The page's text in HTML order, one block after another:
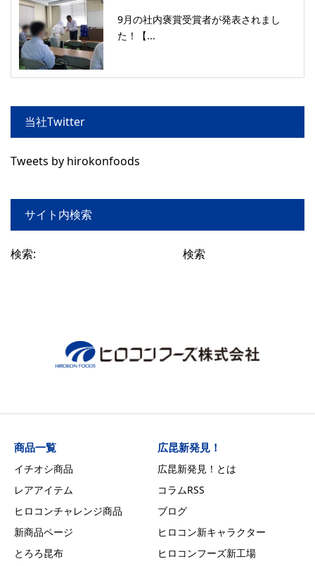
9月の社内褒賞受賞者が発表されまし
た！【...
当社Twitter
Tweets by hirokonfoods
サイト内検索
検索:
商品一覧
イチオシ商品
レアアイテム
ヒロコンチャレンジ商品
新商品ページ
とろろ昆布
広昆新発見！
広昆新発見！とは
コラムRSS
ブログ
ヒロコン新キャラクター
ヒロコンフーズ新工場